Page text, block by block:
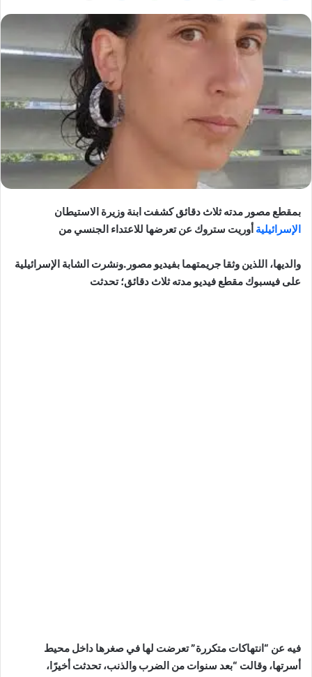
بمقطع مصور مدته ثلاث دقائق كشفت ابنة وزيرة الاستيطان
الإسرائيلية أوريت ستروك عن تعرضها للاعتداء الجنسي من
والديها، اللذين وثقا جريمتهما بفيديو مصور.ونشرت الشابة الإسرائيلية
على فيسبوك مقطع فيديو مدته ثلاث دقائق؛ تحدثت
فيه عن “انتهاكات متكررة” تعرضت لها في صغرها داخل محيط
أسرتها، وقالت “بعد سنوات من الضرب والذنب، تحدثت أخيرًا،